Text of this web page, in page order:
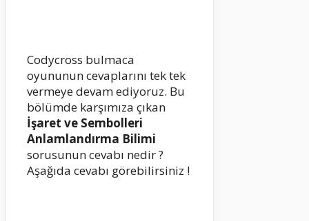
Codycross bulmaca
oyununun cevaplarını tek tek
vermeye devam ediyoruz. Bu
bölümde karşımıza çıkan
İşaret ve Sembolleri
Anlamlandırma Bilimi
sorusunun cevabı nedir ?
Aşağıda cevabı görebilirsiniz !